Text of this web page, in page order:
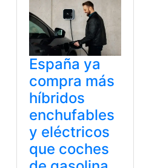
España ya
compra más
híbridos
enchufables
y eléctricos
que coches